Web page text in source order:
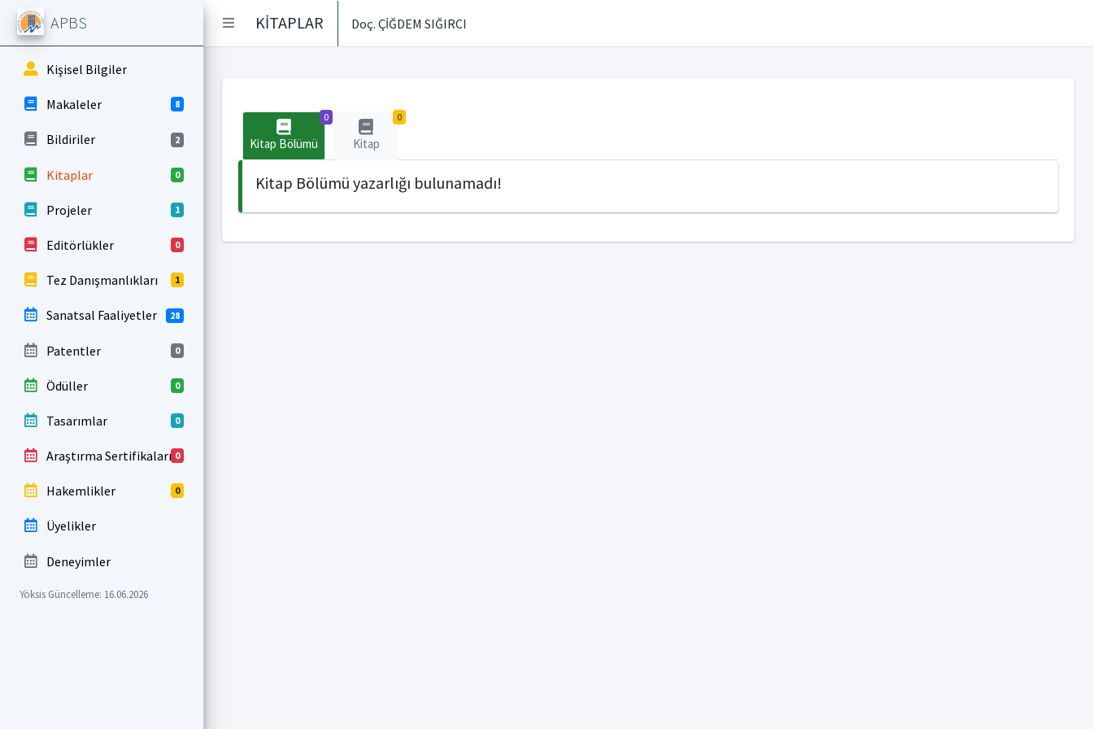
KİTAPLAR Doç. ÇİĞDEM SIĞIRCI
APBS
Kişisel Bilgiler
Makaleler 8
Bildiriler 2
Kitaplar 0
Projeler 1
Editörlükler 0
Tez Danışmanlıkları 1
Sanatsal Faaliyetler 28
Patentler 0
Ödüller 0
Tasarımlar 0
Araştırma Sertifikaları 0
Hakemlikler 0
Üyelikler
Deneyimler
Yöksis Güncelleme: 16.06.2026
0
Kitap Bölümü
0
Kitap
Kitap Bölümü yazarlığı bulunamadı!